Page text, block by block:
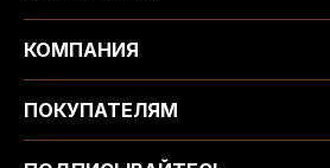
КОМПАНИЯ
ПОКУПАТЕЛЯМ